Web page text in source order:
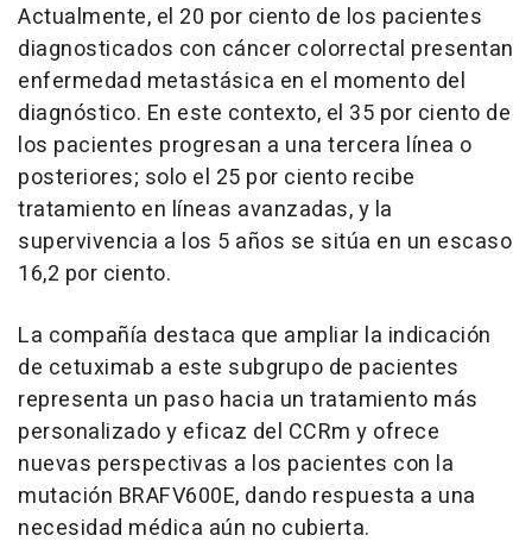
Actualmente, el 20 por ciento de los pacientes
diagnosticados con cáncer colorrectal presentan
enfermedad metastásica en el momento del
diagnóstico. En este contexto, el 35 por ciento de
los pacientes progresan a una tercera línea o
posteriores; solo el 25 por ciento recibe
tratamiento en líneas avanzadas, y la
supervivencia a los 5 años se sitúa en un escaso
16,2 por ciento.
La compañía destaca que ampliar la indicación
de cetuximab a este subgrupo de pacientes
representa un paso hacia un tratamiento más
personalizado y eficaz del CCRm y ofrece
nuevas perspectivas a los pacientes con la
mutación BRAFV600E, dando respuesta a una
necesidad médica aún no cubierta.